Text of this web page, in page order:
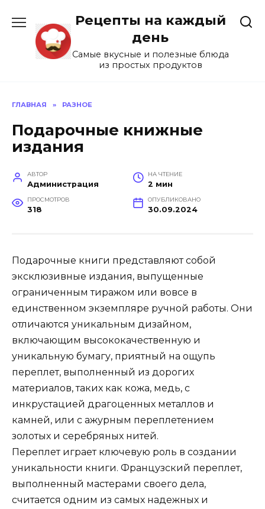
содержанию
Рецепты на каждый
день
Самые вкусные и полезные блюда
из простых продуктов
ГЛАВНАЯ » РАЗНОЕ
Подарочные книжные
издания
АВТОР
Администрация
НА ЧТЕНИЕ
2 мин
ПРОСМОТРОВ
318
ОПУБЛИКОВАНО
30.09.2024
Подарочные книги представляют собой
эксклюзивные издания, выпущенные
ограниченным тиражом или вовсе в
единственном экземпляре ручной работы. Они
отличаются уникальным дизайном,
включающим высококачественную и
уникальную бумагу, приятный на ощупь
переплет, выполненный из дорогих
материалов, таких как кожа, медь, с
инкрустацией драгоценных металлов и
камней, или с ажурным переплетением
золотых и серебряных нитей.
Переплет играет ключевую роль в создании
уникальности книги. Французский переплет,
выполненный мастерами своего дела,
считается одним из самых надежных и